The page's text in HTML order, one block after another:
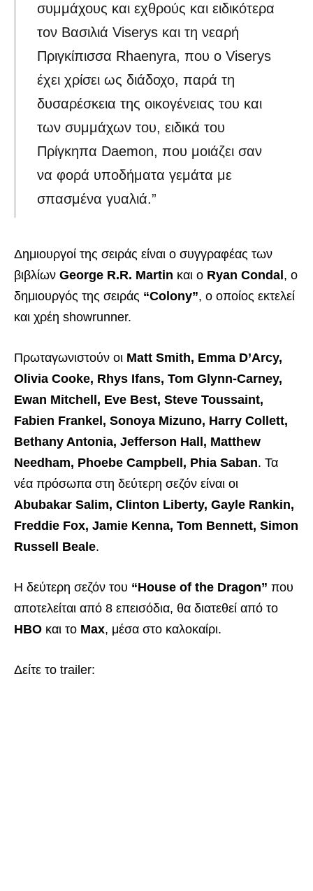
συμμάχους και εχθρούς και ειδικότερα
τον Βασιλιά Viserys και τη νεαρή
Πριγκίπισσα Rhaenyra, που ο Viserys
έχει χρίσει ως διάδοχο, παρά τη
δυσαρέσκεια της οικογένειας του και
των συμμάχων του, ειδικά του
Πρίγκηπα Daemon, που μοιάζει σαν
να φορά υποδήματα γεμάτα με
σπασμένα γυαλιά.”
Δημιουργοί της σειράς είναι ο συγγραφέας των
βιβλίων George R.R. Martin και ο Ryan Condal , ο
δημιουργός της σειράς “Colony”, ο οποίος εκτελεί
και χρέη showrunner.
Πρωταγωνιστούν οι Matt Smith, Emma D’Arcy,
Olivia Cooke, Rhys Ifans, Tom Glynn-Carney,
Ewan Mitchell, Eve Best, Steve Toussaint,
Fabien Frankel, Sonoya Mizuno, Harry Collett,
Bethany Antonia, Jefferson Hall, Matthew
Needham, Phoebe Campbell, Phia Saban. Τα
νέα πρόσωπα στη δεύτερη σεζόν είναι οι
Abubakar Salim, Clinton Liberty, Gayle Rankin,
Freddie Fox, Jamie Kenna, Tom Bennett, Simon
Russell Beale.
Η δεύτερη σεζόν του “House of the Dragon” που
αποτελείται από 8 επεισόδια, θα διατεθεί από το
HBO και το Max, μέσα στο καλοκαίρι.
Δείτε το trailer: